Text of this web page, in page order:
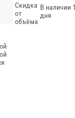
Скидка
от
объёма
В наличии
дня